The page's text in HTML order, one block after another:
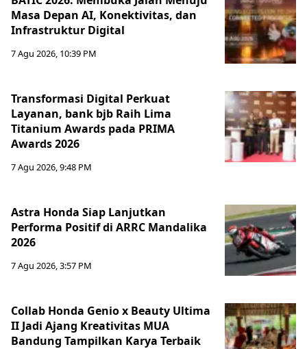
Masa Depan AI, Konektivitas, dan
Infrastruktur Digital
7 Agu 2026, 10:39 PM
Transformasi Digital Perkuat
Layanan, bank bjb Raih Lima
Titanium Awards pada PRIMA
Awards 2026
7 Agu 2026, 9:48 PM
Astra Honda Siap Lanjutkan
Performa Positif di ARRC Mandalika
2026
7 Agu 2026, 3:57 PM
Collab Honda Genio x Beauty Ultima
II Jadi Ajang Kreativitas MUA
Bandung Tampilkan Karya Terbaik